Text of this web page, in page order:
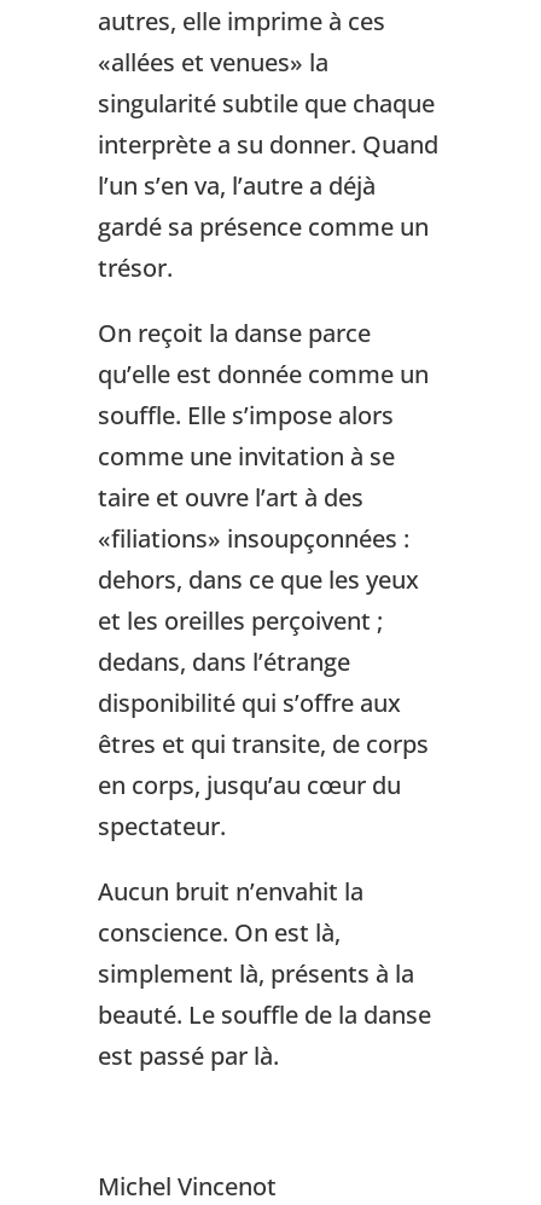
autres, elle imprime à ces
«allées et venues» la
singularité subtile que chaque
interprète a su donner. Quand
l’un s’en va, l’autre a déjà
gardé sa présence comme un
trésor.
On reçoit la danse parce
qu’elle est donnée comme un
souffle. Elle s’impose alors
comme une invitation à se
taire et ouvre l’art à des
«filiations» insoupçonnées :
dehors, dans ce que les yeux
et les oreilles perçoivent ;
dedans, dans l’étrange
disponibilité qui s’offre aux
êtres et qui transite, de corps
en corps, jusqu’au cœur du
spectateur.
Aucun bruit n’envahit la
conscience. On est là,
simplement là, présents à la
beauté. Le souffle de la danse
est passé par là.
Michel Vincenot